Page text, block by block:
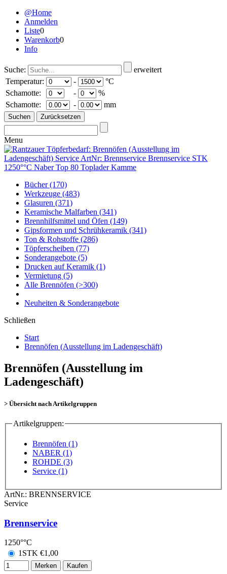
@Home
Anmelden
Liste0
Warenkorb0
Info
Suche:
erweitert
Temperatur:
-
°C
Schamotte:
-
%
Schamotte:
- mm
Menu
Bücher(170)
Werkzeuge (483)
Glasuren (371)
Keramische Malfarben (341)
Brennhilfsmittel und Öfen (149)
Gipsformen und Schrühkeramik (341)
Ton & Rohstoffe (286)
Töpferscheiben (77)
Sonderangebote (5)
Drucken auf Keramik (1)
Vermietung (5)
Alle Brennöfen (>300)
Neuheiten & Sonderangebote
Schließen
Start
Brennöfen (Ausstellung im Ladengeschäft)
Brennöfen (Ausstellung im
Ladengeschäft)
> Übersicht nach Artikelgruppen
Artikelgruppen:
Brennöfen (1)
NABER (1)
ROHDE (3)
Service (1)
ArtNr.: BRENNSERVICE
Service
Brennservice
1250°°C
1STK €1,00
Merken Kaufen